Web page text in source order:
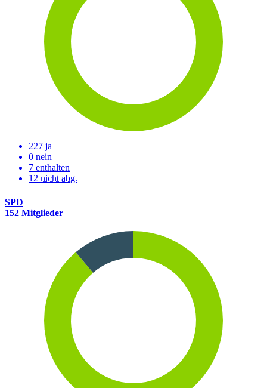
227 ja
0 nein
7 enthalten
12 nicht abg.
SPD
152 Mitglieder